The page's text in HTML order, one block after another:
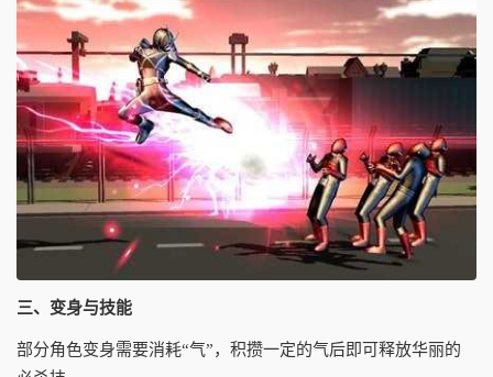
三、变身与技能
部分角色变身需要消耗“气”，积攒一定的气后即可释放华丽的